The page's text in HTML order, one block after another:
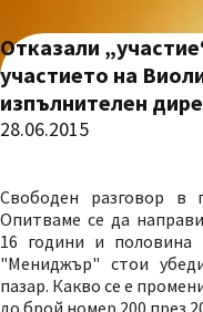
Отказали
участието на
изпълнителен
28.06.2015
Свободен разговор в
Опитваме се да
16 години и половина
"Мениджър" стои
пазар. Какво се е
до брой номер 200 през